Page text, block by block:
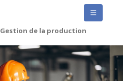
Gestion de la production